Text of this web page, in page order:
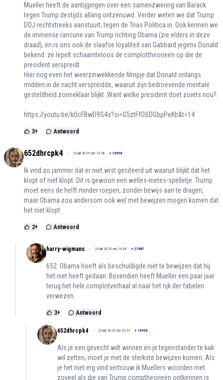
Mueller heeft de aantijgingen over een samenzwering van Barack
tegen Trump destijds allang ontzenuwd. Verder weten we dat Trump
DOJ rechtstreeks aanstuurt, tegen de Trias Politica in. Ook kennen we
de immense rancune van Trump richting Obama (zie elders in deze
draad), en is ons ook de slaafse loyaliteit van Gabbard jegens Donald
bekend: ze lepelt schaamteloos de complottheorieën op die de
president verspreidt
Hier nog even het weerzinwekkende filmpje dat Donald onlangs
midden in de nacht verspreidde, waaruit zijn bedroevende mentale
gesteldheid zonneklaar blijkt. Want welke president doet zoiets nou?:
https://youtu.be/kOcFBwD9S4s?si=G5ztFfOSDGbpPeKb&t=14
3+ Antwoord
652dhrcpk4 23 juli 2025 om 13:58 + 16956
Ik vind zo jammer dat er niet wist geciteerd uit waaruit blijkt dat het
klopt of niet klopt. Dit is gewoon een welles-nietes-spelletje. Trump
moet eens de helft minder roepen, zonder bewijs aan te dragen,
maar Obama zou andersom ook wel met bewijzen mogen komen dat
het niet klopt
2+ Antwoord
harry-wigmans 23 juli 2025 om 14:08 + 27487
652: Obama hoeft als beschuldigde niet te bewijzen dat hij
het niet heeft gedaan. Bovendien heeft Mueller een paar jaar
terug het hele complotverhaal al naar het rijk der fabelen
verwezen.
3+ Antwoord
652dhrcpk4 23 juli 2025 om 23:51 + 16956
Als je een gevecht wilt winnen en je tegenstander te kak
wil zetten, moet je met de sterkste bewijzen komen. Als
je het niet erg vind vertrouw ik Muellers woorden met
zoveel als die van Trump comptheorieën ontkennen is